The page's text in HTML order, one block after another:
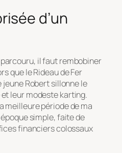
d’un
il faut rembobiner
que le Rideau de Fer
jeune Robert sillonne le
leur modeste karting.
meilleure période de ma
simple, faite de
financiers colossaux